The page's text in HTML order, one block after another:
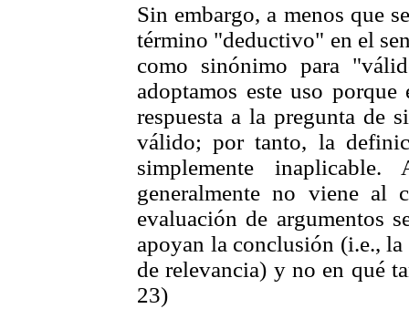
Sin embargo, a menos que
término "deductivo" en el
como sinónimo para
adoptamos este uso
respuesta a la pregunta de
válido; por tanto, la
simplemente
generalmente no viene al
evaluación de argumentos
apoyan la conclusión (i.e.,
de relevancia) y no en qué
23)